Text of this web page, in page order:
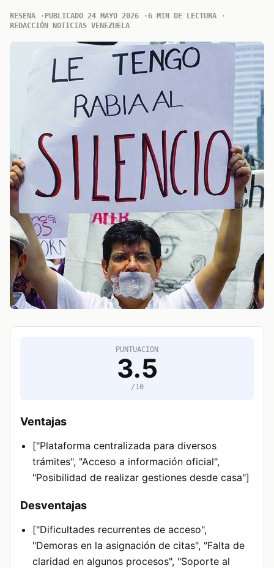
RESENA PUBLICADO 24 MAYO 2026
6 MIN DE LECTURA
REDACCIÓN NOTICIAS VENEZUELA
PUNTUACION
3.5
/10
Ventajas
["Plataforma centralizada para diversos
trámites", "Acceso a información oficial",
"Posibilidad de realizar gestiones desde casa"]
Desventajas
["Dificultades recurrentes de acceso",
"Demoras en la asignación de citas", "Falta de
claridad en algunos procesos", "Soporte al